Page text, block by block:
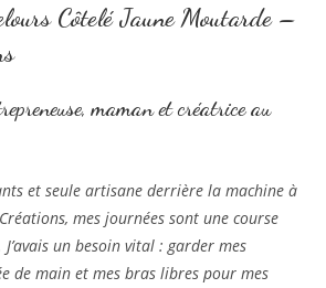
Côtelé Jaune Moutarde –
maman et créatrice au
et seule artisane derrière la machine à
mes journées sont une course
un besoin vital : garder mes
de main et mes bras libres pour mes